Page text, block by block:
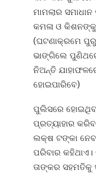
ମାମଲାର ସମାଧାନ
କମଳା ଓ କିଶନଙ୍କୁ
(ଘଟଣାକ୍ରମେ
ଭାଙ୍ଗିଲେ
ନିଅନ୍ତି
ହୋଇପାରିବେ)
ପୁଲିସରେ
ପ୍ରତ୍ୟାହାର
ଲକ୍ଷ ଟଙ୍କା
ପରିବାର କହିଥାଏ।
ତାଙ୍କର ସହମତିକୁ